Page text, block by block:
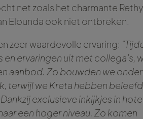
net zoals het charmante
Elounda ook niet ontbreken.
zeer waardevolle ervaring:
ervaringen uit met collega’s,
aanbod. Zo bouwden we
terwijl we Kreta hebben
exclusieve inkijkjes in
een hoger niveau. Zo komen